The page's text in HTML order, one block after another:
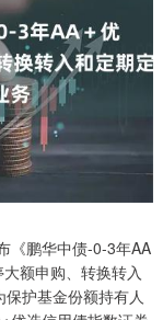
《鹏华中债-0-3年AA
额申购、转换转入
护基金份额持有人